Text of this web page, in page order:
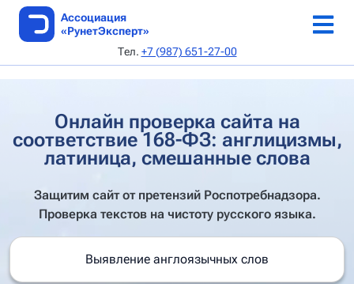
Ассоциация
«РунетЭксперт»
Тел. +7 (987) 651-27-00
Онлайн проверка сайта на
соответствие 168-ФЗ: англицизмы,
латиница, смешанные слова
Защитим сайт от претензий Роспотребнадзора.
Проверка текстов на чистоту русского языка.
Выявление англоязычных слов
Архив рейтингов
Архив методик
Каталог веб-студий
Онлайн-конференция 5-6 июня 2026 г
Как стать автором
Авторы
Документы
Кодекс этики